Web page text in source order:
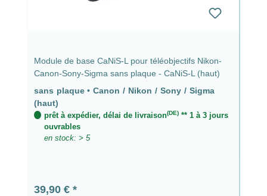
Module de base CaNiS-L pour téléobjectifs Nikon-
Canon-Sony-Sigma sans plaque - CaNiS-L (haut)
sans plaque • Canon / Nikon / Sony / Sigma
(haut)
prêt à expédier, délai de livraison(DE)** 1 à 3 jours
ouvrables
en stock: > 5
Prix régulier :
39,90 €